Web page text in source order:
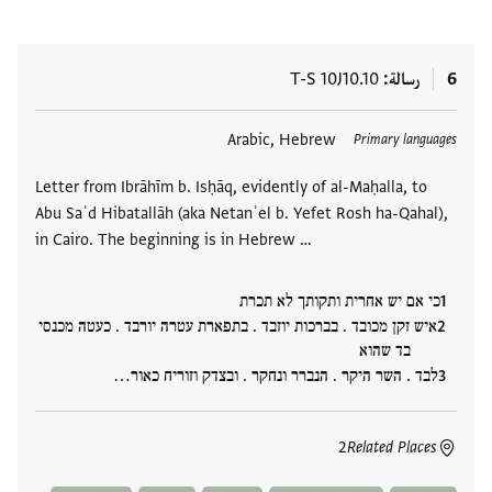
6 رسالة T-S 10J10.10
Primary languages
Arabic, Hebrew
Letter from Ibrāhīm b. Isḥāq, evidently of al-Maḥalla, to
Abu Saʿd Hibatallāh (aka Netanʾel b. Yefet Rosh ha-Qahal),
in Cairo. The beginning is in Hebrew …
כי אם יש אחרית ותקותך לא תכרת
איש זקן מכובד . בברכות יוזבד . בתפארת עטרה יורבד . כעטה מכנסי
בד שהוא
לבד . השר היקר . הנברר ונחקר . ובצדק וזוריח כאור…
Related Places
2
العلامات